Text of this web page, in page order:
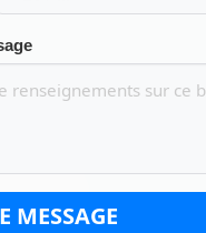
MESSAGE